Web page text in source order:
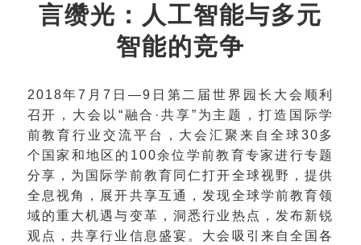
言缵光：人工智能与多元
智能的竞争
2018年7月7日—9日第二届世界园长大会顺利
召开，大会以“融合·共享”为主题，打造国际学
前教育行业交流平台，大会汇聚来自全球30多
个国家和地区的100余位学前教育专家进行专题
分享，为国际学前教育同仁打开全球视野，提供
全息视角，展开共享互通，发现全球学前教育领
域的重大机遇与变革，洞悉行业热点，发布新锐
观点，共享行业信息盛宴。大会吸引来自全国各